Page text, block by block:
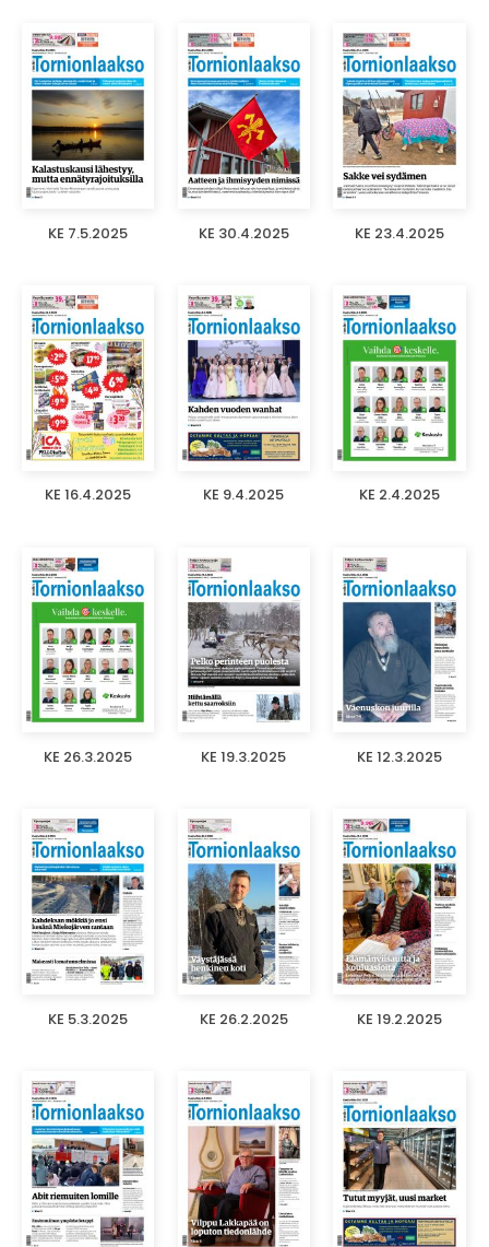
KE 7.5.2025 KE 30.4.2025 KE 23.4.2025
KE 16.4.2025 KE 9.4.2025 KE 2.4.2025
KE 26.3.2025 KE 19.3.2025 KE 12.3.2025
KE 5.3.2025 KE 26.2.2025 KE 19.2.2025